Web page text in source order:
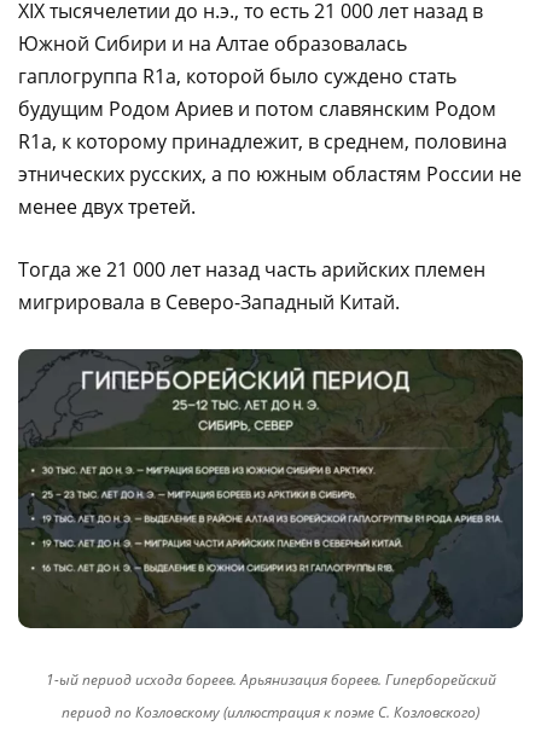
XIX тысячелетии до н.э., то есть 21 000 лет назад в
Южной Сибири и на Алтае образовалась
гаплогруппа R1a, которой было суждено стать
будущим Родом Ариев и потом славянским Родом
R1a, к которому принадлежит, в среднем, половина
этнических русских, а по южным областям России не
менее двух третей.
Тогда же 21 000 лет назад часть арийских племен
мигрировала в Северо-Западный Китай.
1-ый период исхода бореев. Арьянизация бореев. Гиперборейский
период по Козловскому (иллюстрация к поэме С. Козловского)